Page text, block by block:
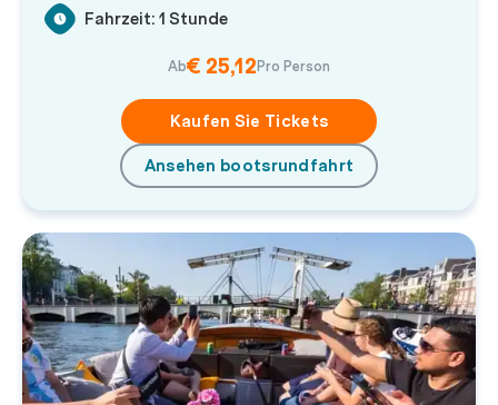
Fahrzeit: 1 Stunde
Ab€ 25,12 Pro Person
Kaufen Sie Tickets
Ansehen bootsrundfahrt